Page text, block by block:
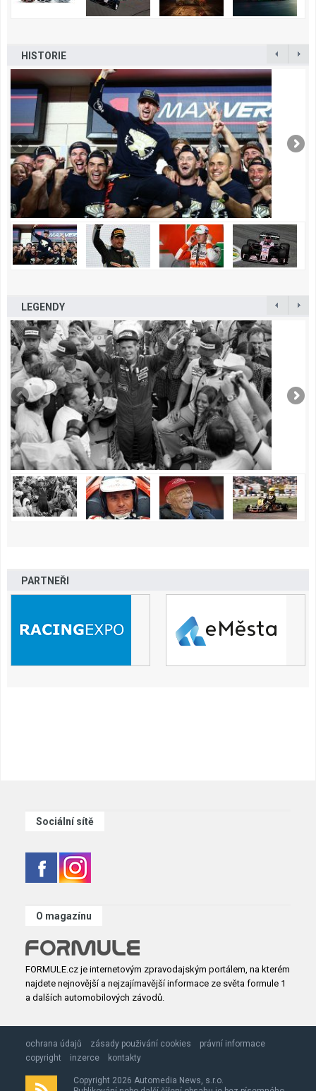
HISTORIE
LEGENDY
PARTNEŘI
Sociální sítě
O magazínu
FORMULE.cz je internetovým zpravodajským portálem, na kterém
najdete nejnovější a nejzajímavější informace ze světa formule 1
a dalších automobilových závodů.
ochrana údajů zásady použivání cookies
právní informace
copyright
inzerce kontakty
Copyright 2026 Automedia News, s.r.o.